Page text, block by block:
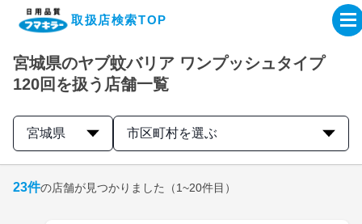
取扱店検索TOP
企業・IR情報サイト
製品情報サイト
宮城県のヤブ蚊バリア ワンプッシュタイプ
120回を扱う店舗一覧
宮城県 市区町村を選ぶ
23件の店舗が見つかりました （1~20件目）